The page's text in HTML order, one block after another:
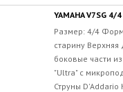
YAMAHA V7SG 4/4
Размер: 4/4
старину
боковые части
"Ultra" с
Струны D'Addario